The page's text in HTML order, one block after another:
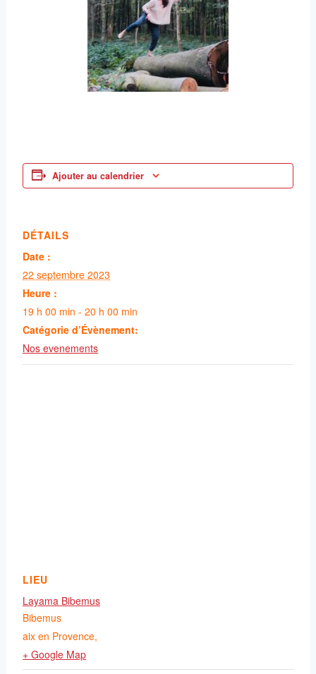
Ajouter au calendrier
DÉTAILS
Date :
22 septembre 2023
Heure :
19 h 00 min - 20 h 00 min
Catégorie d’Évènement:
Nos evenements
LIEU
Layama Bibemus
Bibemus
aix en Provence,
+ Google Map